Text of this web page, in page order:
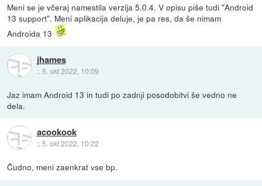
Meni se je včeraj namestila verzija 5.0.4. V opisu piše tudi "Android
13 support". Meni aplikacija deluje, je pa res, da še nimam
Androida 13
jhames
:: 5. okt 2022, 10:09
Jaz imam Android 13 in tudi po zadnji posodobitvi še vedno ne
dela.
acookook
::5. okt 2022, 10:22
Čudno, meni zaenkrat vse bp.